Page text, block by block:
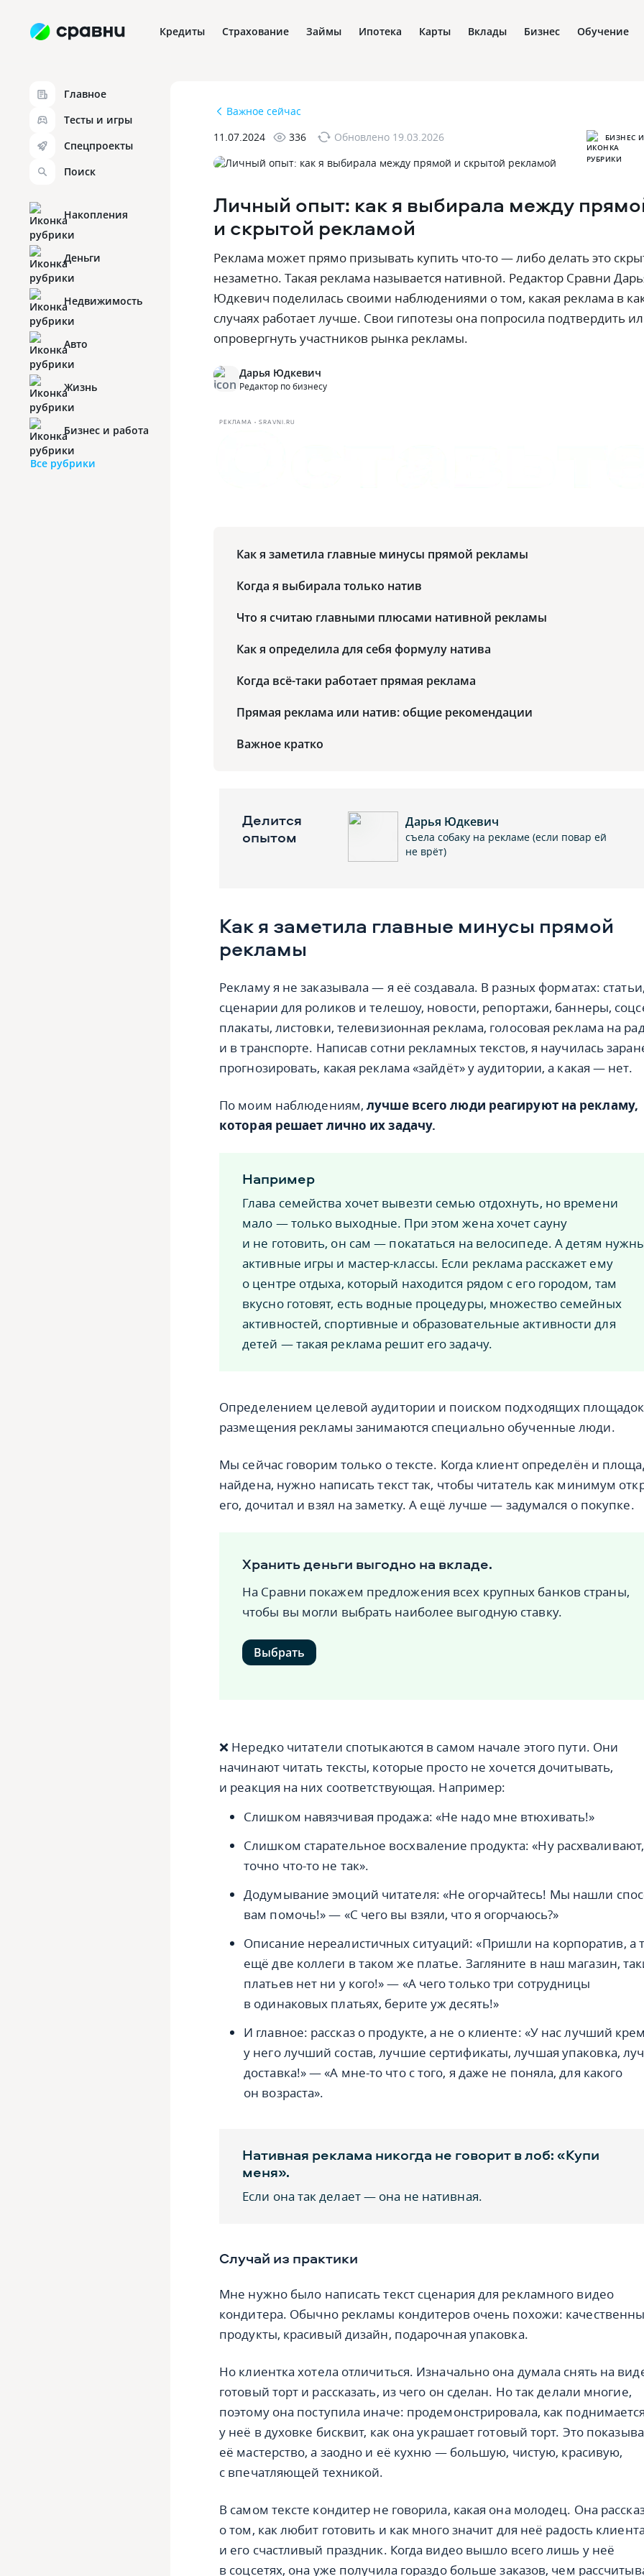
Кредиты Страхование Займы Ипотека Карты Вклады Бизнес Обучение
Главное
Тесты и игры
Спецпроекты
Поиск
Накопления
Деньги
Недвижимость
Авто
Жизнь
Бизнес и работа
Все рубрики
Важное сейчас
11.07.2024
336 Обновлено 19.03.2026 БИЗНЕС
Личный опыт: как я выбирала между
и скрытой рекламой
Реклама может прямо призывать купить что-то — либо делать это
незаметно. Такая реклама называется нативной. Редактор Сравни
Юдкевич поделилась своими наблюдениями о том‚ какая реклама в
случаях работает лучше. Свои гипотезы она попросила подтвердить
опровергнуть участников рынка рекламы.
Дарья Юдкевич
Редактор по бизнесу
РЕКЛАМА • SRAVNI.RU
Как я заметила главные минусы прямой рекламы
Когда я выбирала только натив
Что я считаю главными плюсами нативной рекламы
Как я определила для себя формулу натива
Когда всё-таки работает прямая реклама
Прямая реклама или натив: общие рекомендации
Важное кратко
Делится
опытом
Дарья Юдкевич
съела собаку на рекламе (если повар ей
не врёт)
Как я заметила главные минусы прямой
рекламы
Рекламу я не заказывала — я её создавала. В разных форматах: статьи,
сценарии для роликов и телешоу, новости, репортажи, баннеры,
плакаты, листовки, телевизионная реклама, голосовая реклама на
и в транспорте. Написав сотни рекламных текстов, я научилась
прогнозировать, какая реклама «зайдёт» у аудитории, а какая — нет.
По моим наблюдениям,лучше всего люди реагируют на рекламу,
которая решает лично их задачу.
Например
Глава семейства хочет вывезти семью отдохнуть, но времени
мало — только выходные. При этом жена хочет сауну
и не готовить, он сам — покататься на велосипеде. А детям
активные игры и мастер-классы. Если реклама расскажет ему
о центре отдыха, который находится рядом с его городом, там
вкусно готовят, есть водные процедуры, множество семейных
активностей, спортивные и образовательные активности для
детей — такая реклама решит его задачу.
Определением целевой аудитории и поиском подходящих
размещения рекламы занимаются специально обученные люди.
Мы сейчас говорим только о тексте. Когда клиент определён и
найдена, нужно написать текст так, чтобы читатель как минимум
его, дочитал и взял на заметку. А ещё лучше — задумался о покупке.
Хранить деньги выгодно на вкладе.
На Сравни покажем предложения всех крупных банков страны,
чтобы вы могли выбрать наиболее выгодную ставку.
Выбрать
❌ Нередко читатели спотыкаются в самом начале этого пути. Они
начинают читать тексты, которые просто не хочется дочитывать,
и реакция на них соответствующая. Например:
Слишком навязчивая продажа: «Не надо мне втюхивать!»
Слишком старательное восхваление продукта: «Ну расхваливают,
точно что-то не так».
Додумывание эмоций читателя: «Не огорчайтесь! Мы нашли
вам помочь!» — «С чего вы взяли, что я огорчаюсь?»
Описание нереалистичных ситуаций: «Пришли на корпоратив, а
ещё две коллеги в таком же платье. Загляните в наш магазин,
платьев нет ни у кого!» — «А чего только три сотрудницы
в одинаковых платьях, берите уж десять!»
И главное: рассказ о продукте, а не о клиенте: «У нас лучший
у него лучший состав, лучшие сертификаты, лучшая упаковка,
доставка!» — «А мне-то что с того, я даже не поняла, для какого
он возраста».
Нативная реклама никогда не говорит в лоб: «Купи
меня».
Если она так делает — она не нативная.
Случай из практики
Мне нужно было написать текст сценария для рекламного видео
кондитера. Обычно рекламы кондитеров очень похожи:
продукты, красивый дизайн, подарочная упаковка.
Но клиентка хотела отличиться. Изначально она думала снять на
готовый торт и рассказать, из чего он сделан. Но так делали многие,
поэтому она поступила иначе: продемонстрировала, как поднимается
у неё в духовке бисквит, как она украшает готовый торт. Это
её мастерство, а заодно и её кухню — большую, чистую, красивую,
с впечатляющей техникой.
В самом тексте кондитер не говорила, какая она молодец. Она
о том, как любит готовить и как много значит для неё радость клиента
и его счастливый праздник. Когда видео вышло всего лишь у неё
в соцсетях, она уже получила гораздо больше заказов, чем